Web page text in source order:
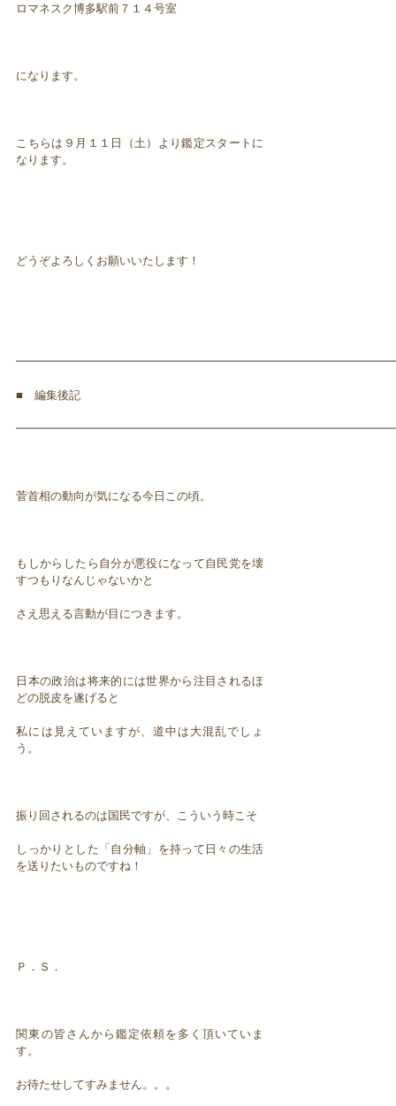
ロマネスク博多駅前７１４号室
になります。
こちらは９月１１日（土）より鑑定スタートに
なります。
どうぞよろしくお願いいたします！
■ 編集後記
菅首相の動向が気になる今日この頃。
もしからしたら自分が悪役になって自民党を壊
すつもりなんじゃないかと
さえ思える言動が目につきます。
日本の政治は将来的には世界から注目されるほ
どの脱皮を遂げると
私には見えていますが、道中は大混乱でしょ
う。
振り回されるのは国民ですが、こういう時こそ
しっかりとした「自分軸」を持って日々の生活
を送りたいものですね！
Ｐ．Ｓ．
関東の皆さんから鑑定依頼を多く頂いていま
す。
お待たせしてすみません。。。